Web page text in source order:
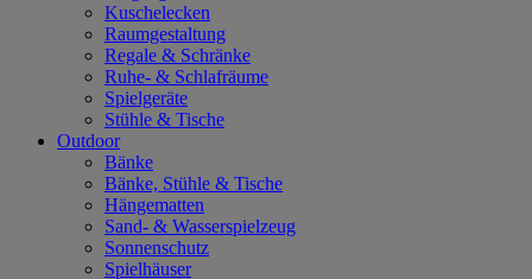
Kuschelecken
Raumgestaltung
Regale & Schränke
Ruhe- & Schlafräume
Spielgeräte
Stühle & Tische
Outdoor
Bänke
Bänke, Stühle & Tische
Hängematten
Sand- & Wasserspielzeug
Sonnenschutz
Spielhäuser